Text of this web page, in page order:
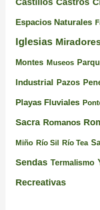
Castillos Castros
Espacios Naturales
Iglesias
Montes Museos
Industrial Pazos
Playas Fluviales
Sacra Romanos
Miño Río Sil Río Tea
Sendas Termalismo
Recreativas